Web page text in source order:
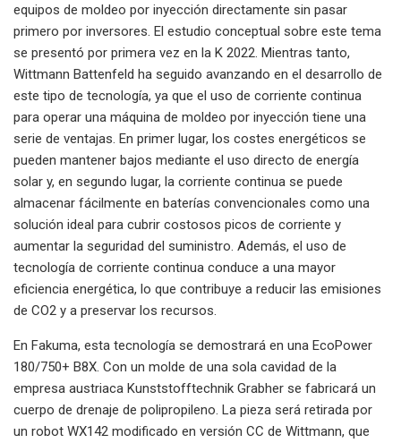
equipos de moldeo por inyección directamente sin pasar
primero por inversores. El estudio conceptual sobre este tema
se presentó por primera vez en la K 2022. Mientras tanto,
Wittmann Battenfeld ha seguido avanzando en el desarrollo de
este tipo de tecnología, ya que el uso de corriente continua
para operar una máquina de moldeo por inyección tiene una
serie de ventajas. En primer lugar, los costes energéticos se
pueden mantener bajos mediante el uso directo de energía
solar y, en segundo lugar, la corriente continua se puede
almacenar fácilmente en baterías convencionales como una
solución ideal para cubrir costosos picos de corriente y
aumentar la seguridad del suministro. Además, el uso de
tecnología de corriente continua conduce a una mayor
eficiencia energética, lo que contribuye a reducir las emisiones
de CO2 y a preservar los recursos.
En Fakuma, esta tecnología se demostrará en una EcoPower
180/750+ B8X. Con un molde de una sola cavidad de la
empresa austriaca Kunststofftechnik Grabher se fabricará un
cuerpo de drenaje de polipropileno. La pieza será retirada por
un robot WX142 modificado en versión CC de Wittmann, que